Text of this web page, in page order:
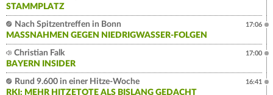
STAMMPLATZ
Nach Spitzentreffen in Bonn
MASSNAHMEN GEGEN NIEDRIGWASSER-FOLGEN
17:06
Christian Falk
BAYERN INSIDER
17:00
Rund 9.600 in einer Hitze-Woche
RKI: MEHR HITZETOTE ALS BISLANG GEDACHT
16:41